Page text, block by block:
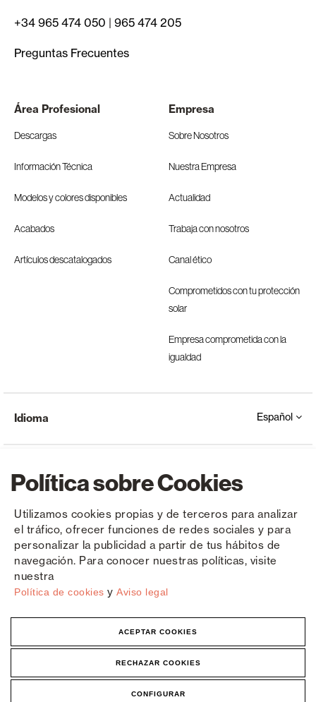
Política sobre Cookies
Utilizamos cookies propias y de terceros para analizar
el tráfico, ofrecer funciones de redes sociales y para
personalizar la publicidad a partir de tus hábitos de
navegación. Para conocer nuestras políticas, visite
nuestra
Política de cookies y Aviso legal
ACEPTAR COOKIES
RECHAZAR COOKIES
CONFIGURAR
+34 965 474 050 | 965 474 205
Preguntas Frecuentes
Área Profesional
Descargas
Información Técnica
Modelos y colores disponibles
Acabados
Artículos descatalogados
Empresa
Sobre Nosotros
Nuestra Empresa
Actualidad
Trabaja con nosotros
Canal ético
Comprometidos con tu protección
solar
Empresa comprometida con la
igualdad
Copyright © Saxun 2023 - 2026 Política de privacidad Aviso legal Cookies
Idioma Español